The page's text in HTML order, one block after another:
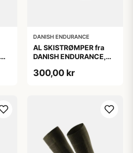
DANISH ENDURANCE
AL SKISTRØMPER fra
DANISH ENDURANCE,
300,00 kr